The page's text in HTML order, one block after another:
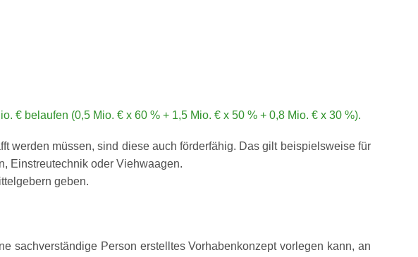
€ belaufen (0,5 Mio. € x 60 % + 1,5 Mio. € x 50 % + 0,8 Mio. € x 30 %).
werden müssen, sind diese auch förderfähig. Das gilt beispielsweise für
Einstreutechnik oder Viehwaagen.
geben.
sachverständige Person erstelltes Vorhabenkonzept vorlegen kann, an